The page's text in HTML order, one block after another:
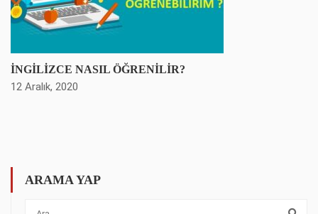
İNGİLİZCE NASIL ÖĞRENİLİR?
12 Aralık, 2020
ARAMA YAP